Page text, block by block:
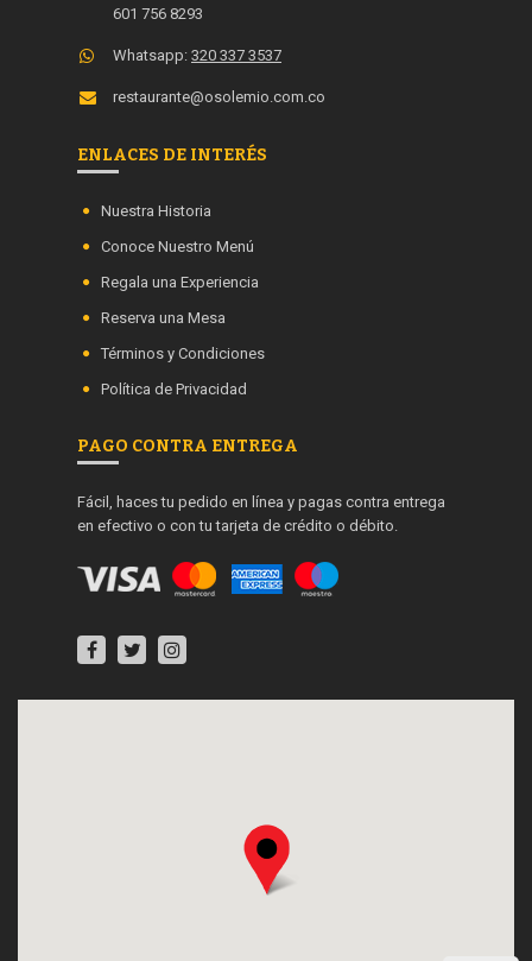
601 756 8293
Whatsapp: 320 337 3537
restaurante@osolemio.com.co
ENLACES DE INTERÉS
Nuestra Historia
Conoce Nuestro Menú
Regala una Experiencia
Reserva una Mesa
Términos y Condiciones
Política de Privacidad
PAGO CONTRA ENTREGA
Fácil, haces tu pedido en línea y pagas contra entrega
en efectivo o con tu tarjeta de crédito o débito.